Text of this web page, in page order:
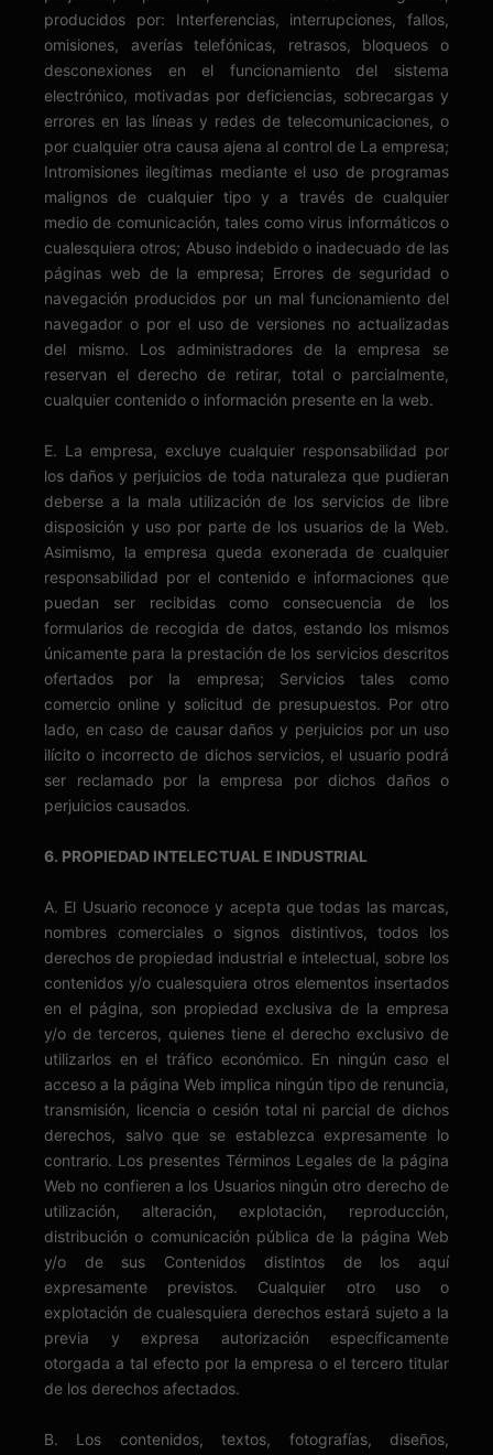
producidos por: Interferencias, interrupciones, fallos,
omisiones, averías telefónicas, retrasos, bloqueos o
desconexiones en el funcionamiento del sistema
electrónico, motivadas por deficiencias, sobrecargas y
errores en las líneas y redes de telecomunicaciones, o
por cualquier otra causa ajena al control de La empresa;
Intromisiones ilegítimas mediante el uso de programas
malignos de cualquier tipo y a través de cualquier
medio de comunicación, tales como virus informáticos o
cualesquiera otros; Abuso indebido o inadecuado de las
páginas web de la empresa; Errores de seguridad o
navegación producidos por un mal funcionamiento del
navegador o por el uso de versiones no actualizadas
del mismo. Los administradores de la empresa se
reservan el derecho de retirar, total o parcialmente,
cualquier contenido o información presente en la web.
E. La empresa, excluye cualquier responsabilidad por
los daños y perjuicios de toda naturaleza que pudieran
deberse a la mala utilización de los servicios de libre
disposición y uso por parte de los usuarios de la Web.
Asimismo, la empresa queda exonerada de cualquier
responsabilidad por el contenido e informaciones que
puedan ser recibidas como consecuencia de los
formularios de recogida de datos, estando los mismos
únicamente para la prestación de los servicios descritos
ofertados por la empresa; Servicios tales como
comercio online y solicitud de presupuestos. Por otro
lado, en caso de causar daños y perjuicios por un uso
ilícito o incorrecto de dichos servicios, el usuario podrá
ser reclamado por la empresa por dichos daños o
perjuicios causados.
6. PROPIEDAD INTELECTUAL E INDUSTRIAL
A. El Usuario reconoce y acepta que todas las marcas,
nombres comerciales o signos distintivos, todos los
derechos de propiedad industrial e intelectual, sobre los
contenidos y/o cualesquiera otros elementos insertados
en el página, son propiedad exclusiva de la empresa
y/o de terceros, quienes tiene el derecho exclusivo de
utilizarlos en el tráfico económico. En ningún caso el
acceso a la página Web implica ningún tipo de renuncia,
transmisión, licencia o cesión total ni parcial de dichos
derechos, salvo que se establezca expresamente lo
contrario. Los presentes Términos Legales de la página
Web no confieren a los Usuarios ningún otro derecho de
utilización, alteración, explotación, reproducción,
distribución o comunicación pública de la página Web
y/o de sus Contenidos distintos de los aquí
expresamente previstos. Cualquier otro uso o
explotación de cualesquiera derechos estará sujeto a la
previa y expresa autorización específicamente
otorgada a tal efecto por la empresa o el tercero titular
de los derechos afectados.
B. Los contenidos, textos, fotografías, diseños,